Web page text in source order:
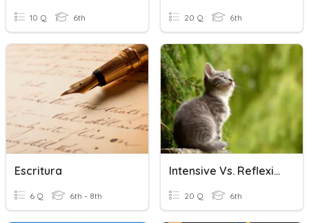
10 Q 6th 20 Q 6th
Escritura
6 Q 6th - 8th
Intensive Vs. Reflexive
20 Q 6th